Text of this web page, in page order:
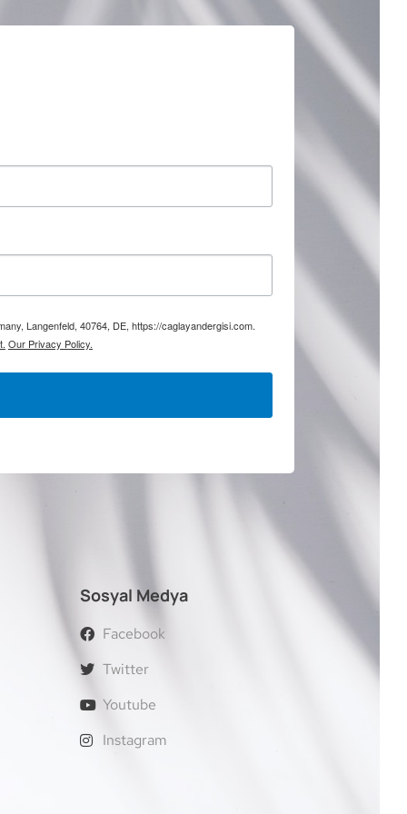
Langenfeld, 40764, DE, https://caglayandergisi.com.
Our Privacy Policy.
Sosyal Medya
Facebook
Twitter
Youtube
Instagram